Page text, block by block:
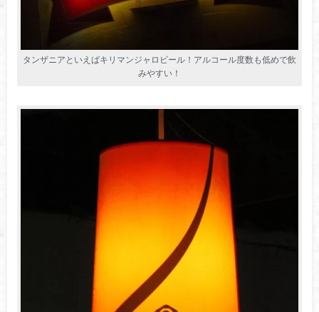
タンザニアといえばキリマンジャロビール！アルコール度数も低めで飲
みやすい！